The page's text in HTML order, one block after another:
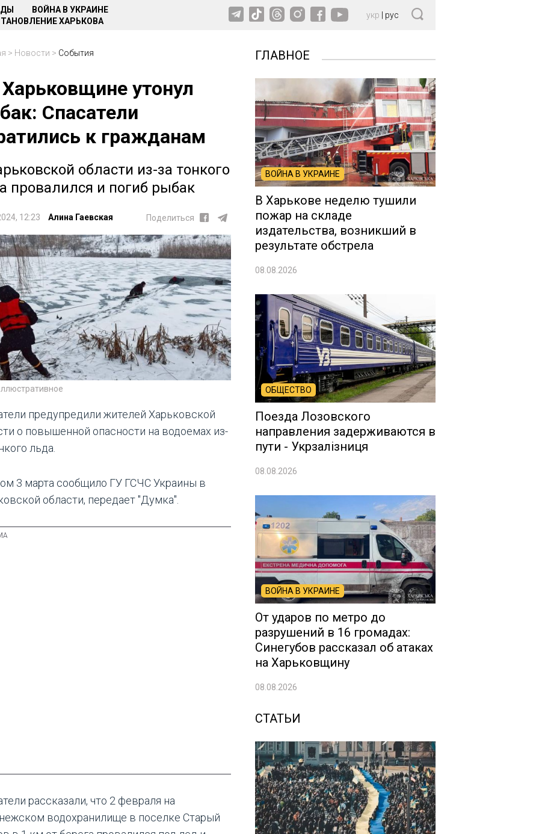
ВОЙНА В УКРАИНЕ
ХАРЬКОВА
укр рус
> Новости > События
утонул
Спасатели
к гражданам
области из-за тонкого
провалился и погиб рыбак
12:23 Алина Гаевская Поделиться
предупредили жителей Харьковской
о повышенной опасности на водоемах из-
льда.
3 марта сообщило ГУ ГСЧС Украины в
области, передает "Думка".
рассказали, что 2 февраля на
водохранилище в поселке Старый
ГЛАВНОЕ
ВОЙНА В УКРАИНЕ
В Харькове неделю тушили
пожар на складе
издательства, возникший в
результате обстрела
08.08.2026
ОБЩЕСТВО
Поезда Лозовского
направления задерживаются в
пути - Укрзалізниця
08.08.2026
ВОЙНА В УКРАИНЕ
От ударов по метро до
разрушений в 16 громадах:
Синегубов рассказал об атаках
на Харьковщину
08.08.2026
СТАТЬИ